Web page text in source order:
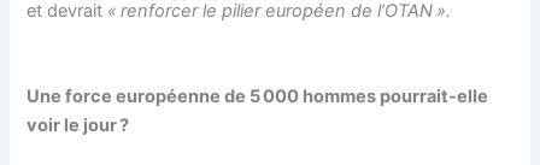
et devrait « renforcer le pilier européen de l’OTAN ».
Une force européenne de 5 000 hommes pourrait-elle
voir le jour ?